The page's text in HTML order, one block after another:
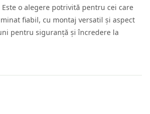
o alegere potrivită pentru cei care
fiabil, cu montaj versatil și aspect
pentru siguranță și încredere la